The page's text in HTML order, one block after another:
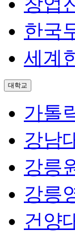
한국
세계
대학교
가톨
강남
강릉
강릉
건양